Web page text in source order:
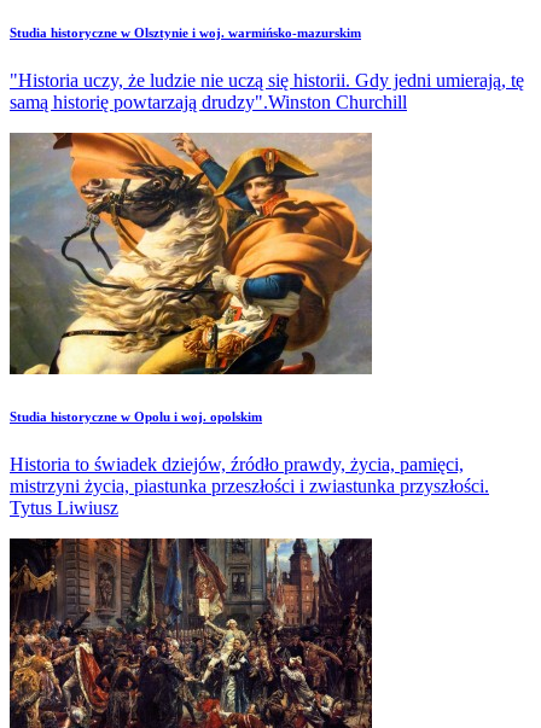
Studia historyczne w Olsztynie i woj. warmińsko-mazurskim
"Historia uczy, że ludzie nie uczą się historii. Gdy jedni umierają, tę
samą historię powtarzają drudzy".Winston Churchill
Studia historyczne w Opolu i woj. opolskim
Historia to świadek dziejów, źródło prawdy, życia, pamięci,
mistrzyni życia, piastunka przeszłości i zwiastunka przyszłości.
Tytus Liwiusz